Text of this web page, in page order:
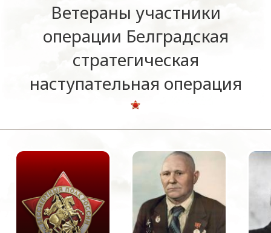
Ветераны участники
операции Белградская
стратегическая
наступательная операция